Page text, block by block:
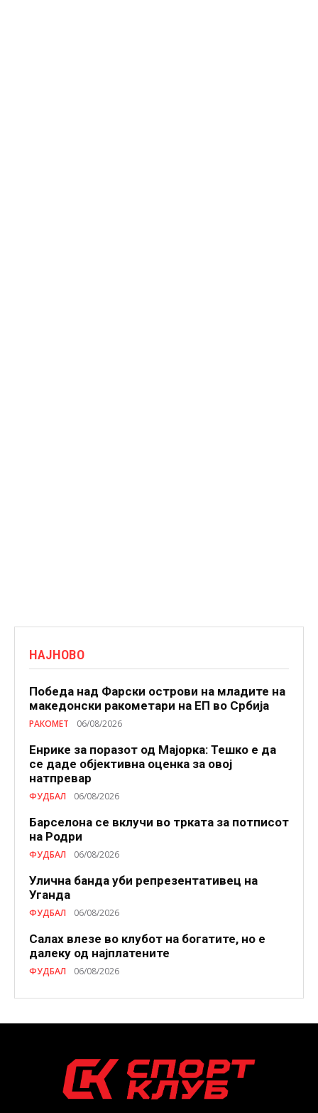
НАЈНОВО
Победа над Фарски острови на младите на
македонски ракометари на ЕП во Србија
РАКОМЕТ 06/08/2026
Енрике за поразот од Мајорка: Тешко е да
се даде објективна оценка за овој
натпревар
ФУДБАЛ 06/08/2026
Барселона се вклучи во трката за потписот
на Родри
ФУДБАЛ 06/08/2026
Улична банда уби репрезентативец на
Уганда
ФУДБАЛ 06/08/2026
Салах влезе во клубот на богатите, но е
далеку од најплатените
ФУДБАЛ 06/08/2026